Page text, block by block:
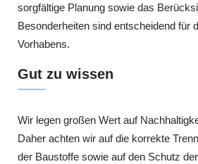
sorgfältige Planung sowie das
Besonderheiten sind entscheidend für
Vorhabens.
Gut zu wissen
Wir legen großen Wert auf
Daher achten wir auf die korrekte
der Baustoffe sowie auf den Schutz